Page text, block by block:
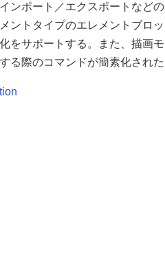
ンポート／エクスポートなど
ントタイプのエレメントブロ
をサポートする。また、描画
る際のコマンドが簡素化された